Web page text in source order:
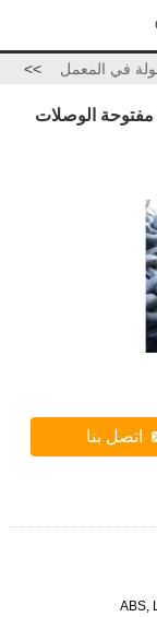
في المعمل >>
سلاسل مراسي بحرية من الدرجة 2 والدرجة 3 مفتوحة الوصلات
اتصل بنا
ABS,